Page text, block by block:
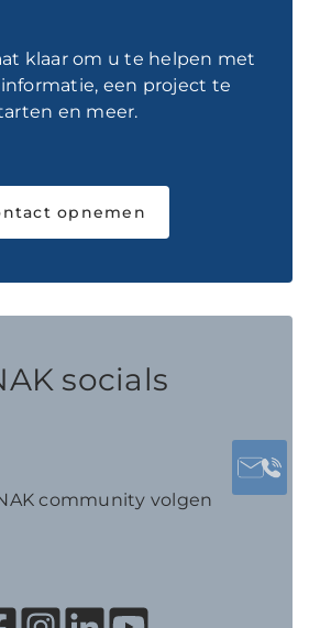
klaar om u te helpen met
een project te
en meer.
opnemen
socials
community volgen